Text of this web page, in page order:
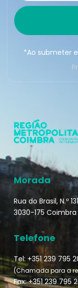
*Ao submeter
Morada
Rua do Brasil, N.º 131
3030-175 Coimbra
Telefone
Tel: +351 239 795
(Chamada para a
Fax: +351 239 795